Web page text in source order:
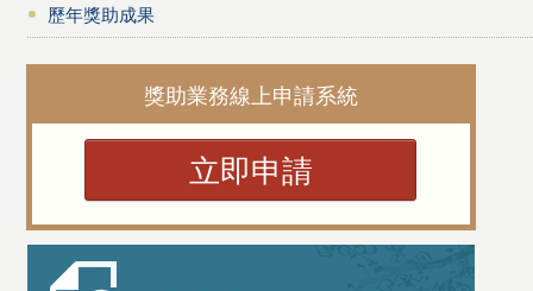
歷年獎助成果
獎助業務線上申請系統
立即申請